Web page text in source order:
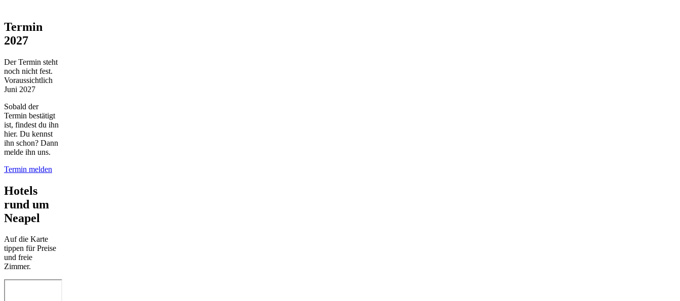
Termin
2027
Der Termin steht
noch nicht fest.
Voraussichtlich
Juni 2027
Sobald der
Termin bestätigt
ist, findest du ihn
hier. Du kennst
ihn schon? Dann
melde ihn uns.
Termin melden
Hotels
rund um
Neapel
Auf die Karte
tippen für Preise
und freie
Zimmer.